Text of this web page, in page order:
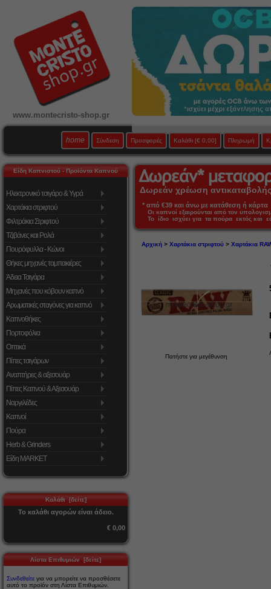
www.montecristo-shop.gr
home Σύνδεση Προσφορές Καλάθι [€ 0,00] Πληρωμή
Είδη Καπνιστού - Προϊόντα Καπνού
Ηλεκτρονικό τσιγάρο & Υγρά
Χαρτάκια στριφτού
Φιλτράκια Στριφτού
Τζιβάνες και Ρολά
Πουρόφυλλα - Κώνοι
Θήκες μηχανές ταμπακιέρες
Άδεια Τσιγάρα
Μηχανές που κόβουν καπνό
Αρωματικές σταγόνες για καπνό
Καπνοθήκες
Πορτοφόλια
Οπτικά
Πίπες τσιγάρων
Αναπτήρες & αξεσουάρ
Πίπες Καπνού & Αξεσουάρ
Ναργιλέδες
Καπνοί
Πούρα
Herb & Grinders
Είδη MARKET
Καλάθι [δείτε]
Το καλάθι αγορών είναι άδειο.
€ 0,00
Λίστα Επιθυμιών [δείτε]
Συνδεθείτε για να μπορείτε να προσθέσετε
αυτό το προϊόν στη Λίστα Επιθυμιών.
Δωρεάν χρέωση
* από €39 και άνω με κατάθεση ή
Οι καπνοί εξαιρούνται από τον
Το ίδιο ισχύει για τα πούρα εκτός και
Αρχική> Χαρτάκια στριφτού> Χαρτάκια
Πατήστε για μεγέθυνση